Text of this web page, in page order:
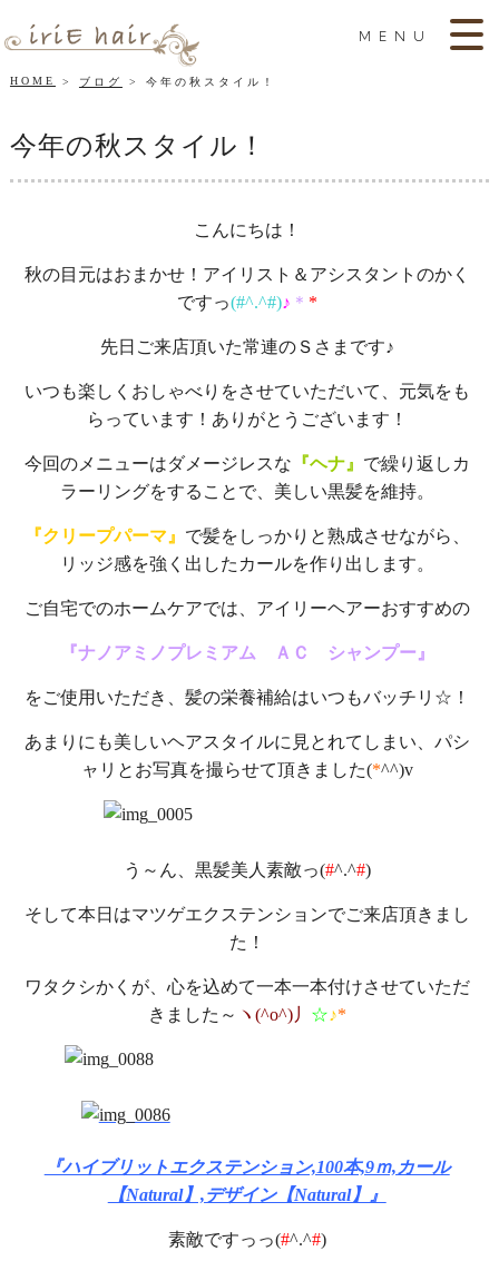
MENU
HOME ブログ 今年の秋スタイル！
今年の秋スタイル！
こんにちは！
秋の目元はおまかせ！アイリスト＆アシスタントのかく
ですっ(#^.^#)♪ ＊ *
先日ご来店頂いた常連のＳさまです♪
いつも楽しくおしゃべりをさせていただいて、元気をも
らっています！ありがとうございます！
今回のメニューはダメージレスな 『ヘナ』 で繰り返しカ
ラーリングをすることで、美しい黒髪を維持。
『クリープパーマ』 で髪をしっかりと熟成させながら、
リッジ感を強く出したカールを作り出します。
ご自宅でのホームケアでは、アイリーヘアーおすすめの
『ナノアミノプレミアム ＡＣ シャンプー』
をご使用いただき、髪の栄養補給はいつもバッチリ☆！
あまりにも美しいヘアスタイルに見とれてしまい、パシ
ャリとお写真を撮らせて頂きました(*^^)v
う～ん、黒髪美人素敵っ(#^.^#)
そして本日はマツゲエクステンションでご来店頂きまし
た！
ワタクシかくが、心を込めて一本一本付けさせていただ
きました～ ヽ(^o^)丿 ☆♪*
『ハイブリットエクステンション,100本,9ｍ,カール
【Natural】,デザイン【Natural】』
素敵ですっっ(#^.^#)